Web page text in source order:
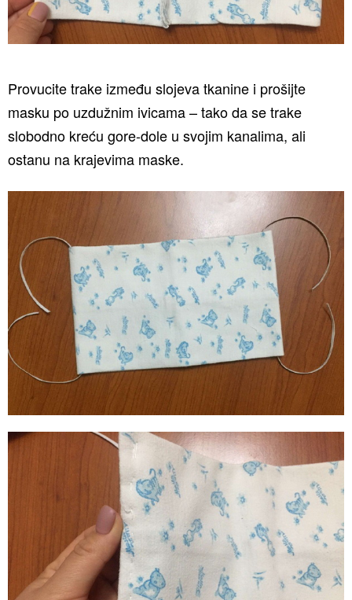
Provucite trake između slojeva tkanine i prošijte
masku po uzdužnim ivicama – tako da se trake
slobodno kreću gore-dole u svojim kanalima, ali
ostanu na krajevima maske.